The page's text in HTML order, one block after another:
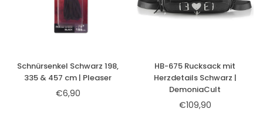
Schnürsenkel Schwarz 198,
335 & 457 cm | Pleaser
€6,90
HB-675 Rucksack mit
Herzdetails Schwarz |
DemoniaCult
Normaler
€109,90